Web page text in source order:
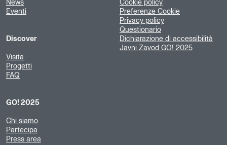
News
Eventi
Discover
Visita
Progetti
FAQ
GO! 2025
Chi siamo
Partecipa
Press area
Cookie policy
Preferenze Cookie
Privacy policy
Questionario
Dichiarazione di accessibilità
Javni Zavod GO! 2025